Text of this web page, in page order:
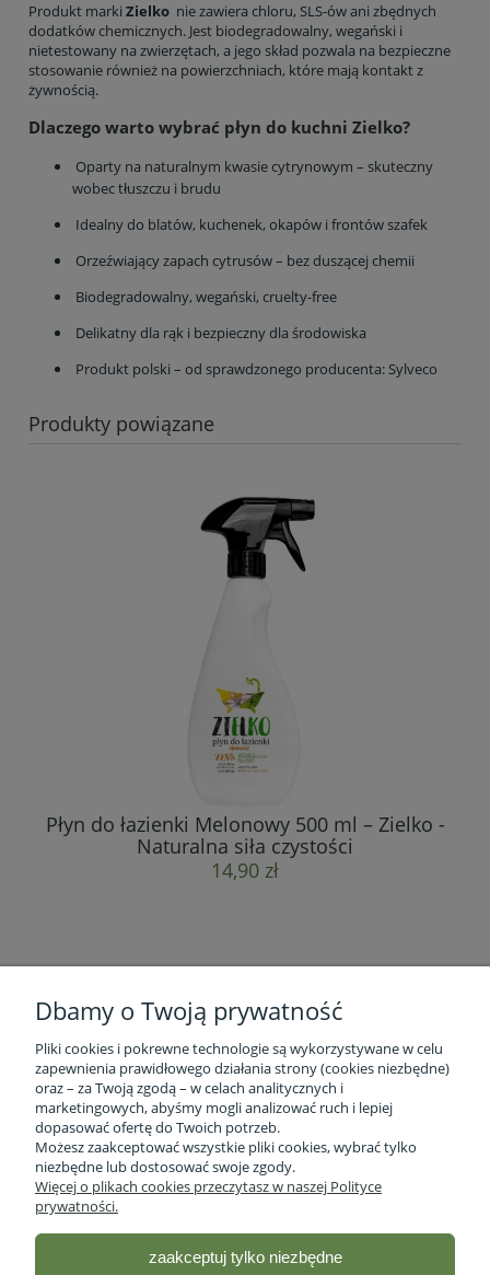
Produkty powiązane
Płyn do łazienki Melonowy 500 ml – Zielko -
Naturalna siła czystości
14,90 zł
Produkt marki Zielko nie zawiera chloru, SLS-ów ani zbędnych
dodatków chemicznych. Jest biodegradowalny, wegański i
nietestowany na zwierzętach, a jego skład pozwala na bezpieczne
stosowanie również na powierzchniach, które mają kontakt z
żywnością.
Dlaczego warto wybrać płyn do kuchni Zielko?
Oparty na naturalnym kwasie cytrynowym – skuteczny
wobec tłuszczu i brudu
Idealny do blatów, kuchenek, okapów i frontów szafek
Orzeźwiający zapach cytrusów – bez duszącej chemii
Biodegradowalny, wegański, cruelty-free
Delikatny dla rąk i bezpieczny dla środowiska
Produkt polski – od sprawdzonego producenta: Sylveco
Informacje o firmie
Obsługa klienta
Dbamy o Twoją prywatność
Pliki cookies i pokrewne technologie są wykorzystywane w celu
zapewnienia prawidłowego działania strony (cookies niezbędne)
oraz – za Twoją zgodą – w celach analitycznych i
marketingowych, abyśmy mogli analizować ruch i lepiej
dopasować ofertę do Twoich potrzeb.
Możesz zaakceptować wszystkie pliki cookies, wybrać tylko
niezbędne lub dostosować swoje zgody.
Więcej o plikach cookies przeczytasz w naszej Polityce
prywatności.
zaakceptuj tylko niezbędne